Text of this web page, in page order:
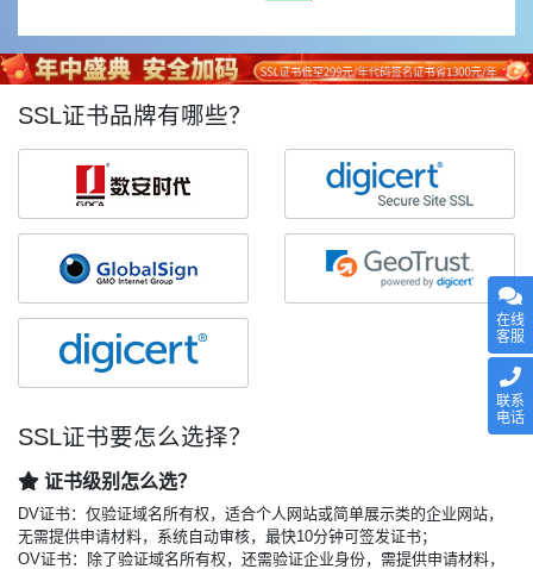
SSL证书品牌有哪些？
SSL证书要怎么选择？
证书级别怎么选？
DV证书：仅验证域名所有权，适合个人网站或简单展示类的企业网站，
无需提供申请材料，系统自动审核，最快10分钟可签发证书；
OV证书：除了验证域名所有权，还需验证企业身份，需提供申请材料，
在线
客服
联系
电话